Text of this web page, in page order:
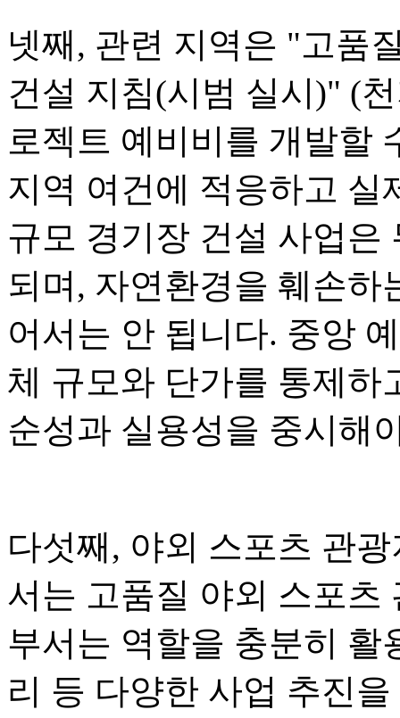
넷째, 관련 지역은 "고품
건설 지침(시범 실시)" (
로젝트 예비비를 개발할
지역 여건에 적응하고 실
규모 경기장 건설 사업은
되며, 자연환경을 훼손하
어서는 안 됩니다. 중앙
체 규모와 단가를 통제하
순성과 실용성을 중시해
다섯째, 야외 스포츠 관
서는 고품질 야외 스포츠
부서는 역할을 충분히 활
리 등 다양한 사업 추진